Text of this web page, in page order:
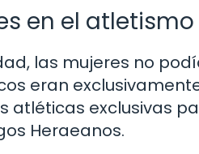
en el atletismo
las mujeres no
eran
atléticas exclusivas
Heraeanos.